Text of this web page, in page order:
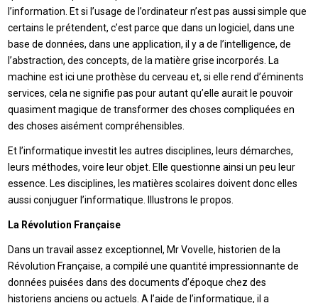
l’information. Et si l’usage de l’ordinateur n’est pas aussi simple que
certains le prétendent, c’est parce que dans un logiciel, dans une
base de données, dans une application, il y a de l’intelligence, de
l’abstraction, des concepts, de la matière grise incorporés. La
machine est ici une prothèse du cerveau et, si elle rend d’éminents
services, cela ne signifie pas pour autant qu’elle aurait le pouvoir
quasiment magique de transformer des choses compliquées en
des choses aisément compréhensibles.
Et l’informatique investit les autres disciplines, leurs démarches,
leurs méthodes, voire leur objet. Elle questionne ainsi un peu leur
essence. Les disciplines, les matières scolaires doivent donc elles
aussi conjuguer l’informatique. Illustrons le propos.
La Révolution Française
Dans un travail assez exceptionnel, Mr Vovelle, historien de la
Révolution Française, a compilé une quantité impressionnante de
données puisées dans des documents d’époque chez des
historiens anciens ou actuels. A l’aide de l’informatique, il a